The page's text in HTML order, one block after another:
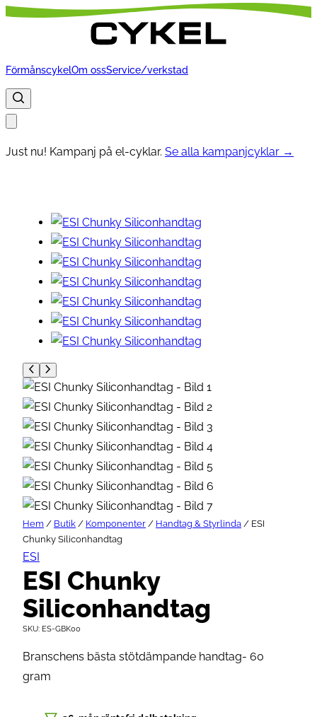
FörmånscykelOm ossService/verkstad
Just nu! Kampanj på el-cyklar. Se alla kampanjcyklar →
Hem / Butik / Komponenter / Handtag & Styrlinda / ESI
Chunky Siliconhandtag
ESI
ESI Chunky
Siliconhandtag
SKU: ES-GBK00
Branschens bästa stötdämpande handtag- 60
gram